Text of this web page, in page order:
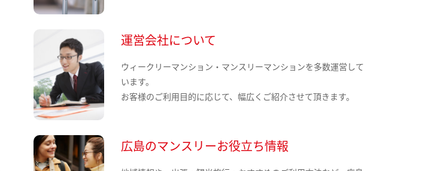
運営会社について
ウィークリーマンション・マンスリーマンションを多数運営して
います。
お客様のご利用目的に応じて、幅広くご紹介させて頂きます。
広島のマンスリーお役立ち情報